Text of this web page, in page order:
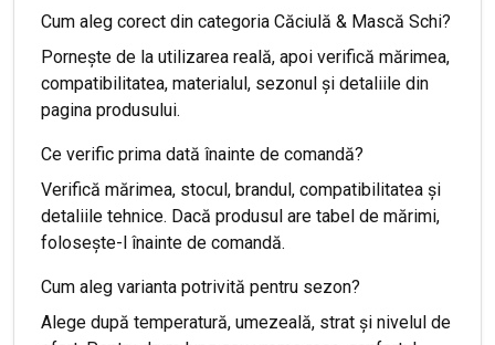
Cum aleg corect din categoria Căciulă & Mască Schi?
Pornește de la utilizarea reală, apoi verifică mărimea,
compatibilitatea, materialul, sezonul și detaliile din
pagina produsului.
Ce verific prima dată înainte de comandă?
Verifică mărimea, stocul, brandul, compatibilitatea și
detaliile tehnice. Dacă produsul are tabel de mărimi,
folosește-l înainte de comandă.
Cum aleg varianta potrivită pentru sezon?
Alege după temperatură, umezeală, strat și nivelul de